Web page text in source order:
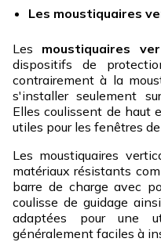
Les moustiquaires
Les moustiquaires
dispositifs de
contrairement à la
s'installer seulement
Elles coulissent de haut
utiles pour les fenêtres
Les moustiquaires
matériaux résistants
barre de charge avec
coulisse de guidage
adaptées pour une
généralement faciles à